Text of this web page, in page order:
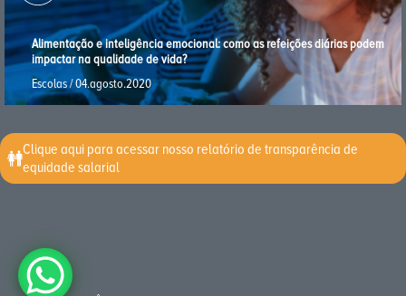
Alimentação e inteligência emocional: como as refeições diárias podem
impactar na qualidade de vida?
Escolas / 04.agosto.2020
Clique aqui para acessar nosso relatório de transparência de
equidade salarial